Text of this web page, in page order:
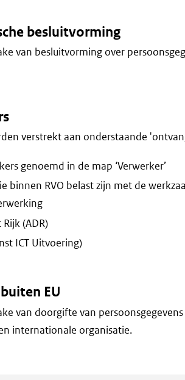
besluitvorming
van besluitvorming over
verstrekt aan onderstaande
genoemd in de map ‘Verwerker’
binnen RVO belast zijn met de
(ADR)
ICT Uitvoering)
EU
van doorgifte van
internationale organisatie.